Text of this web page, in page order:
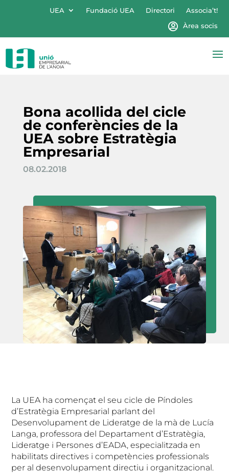
UEA Fundació UEA Directori
Associa’t!
Àrea socis
Bona acollida del cicle
de conferències de la
UEA sobre Estratègia
Empresarial
08.02.2018
La UEA ha començat el seu cicle de Píndoles
d’Estratègia Empresarial parlant del
Desenvolupament de Lideratge de la mà de Lucía
Langa, professora del Departament d’Estratègia,
Lideratge i Persones d’EADA, especialitzada en
habilitats directives i competències professionals
per al desenvolupament directiu i organitzacional.